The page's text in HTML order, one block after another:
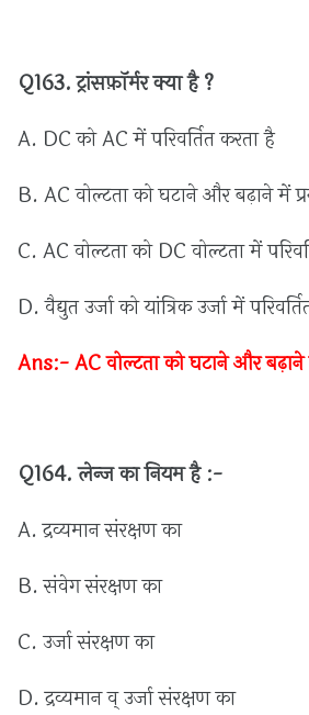
Q163.ट्रांसफ़ॉर्मरक्याहै ?
A. DCकोACमेंपरिवर्तितकरताहै
B. ACवोल्टताकोघटानेऔरबढ़ानेमें
C. ACवोल्टताकोDCवोल्टतामें
D.वैद्युतउर्जाकोयांत्रिकउर्जामें
Ans:- ACवोल्टताकोघटानेऔरबढ़ाने
Q164.लेन्जकानियमहै :-
A.द्रव्यमानसंरक्षणका
B.संवेगसंरक्षणका
C. उर्जासंरक्षणका
D.द्रव्यमानव्उर्जासंरक्षणका